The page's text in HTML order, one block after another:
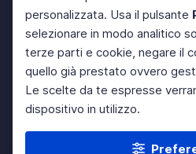
personalizzata. Usa il pulsante
selezionare in modo analitico
terze parti e cookie, negare il
quello già prestato ovvero
Le scelte da te espresse
dispositivo in utilizzo.